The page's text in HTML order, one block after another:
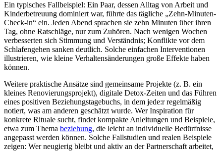
Ein typisches Fallbeispiel: Ein Paar, dessen Alltag von Arbeit und
Kinderbetreuung dominiert war, führte das tägliche „Zehn-Minuten-
Check-in“ ein. Jeden Abend sprachen sie zehn Minuten über ihren
Tag, ohne Ratschläge, nur zum Zuhören. Nach wenigen Wochen
verbesserten sich Stimmung und Verständnis; Konflikte vor dem
Schlafengehen sanken deutlich. Solche einfachen Interventionen
illustrieren, wie kleine Verhaltensänderungen große Effekte haben
können.
Weitere praktische Ansätze sind gemeinsame Projekte (z. B. ein
kleines Renovierungsprojekt), digitale Detox-Zeiten und das Führen
eines positiven Beziehungstagebuchs, in dem jede:r regelmäßig
notiert, was am anderen geschätzt wurde. Wer Inspiration für
konkrete Rituale sucht, findet kompakte Anleitungen und Beispiele,
etwa zum Thema beziehung, die leicht an individuelle Bedürfnisse
angepasst werden können. Solche Fallstudien und realen Beispiele
zeigen: Wer neugierig bleibt und aktiv an der Partnerschaft arbeitet,